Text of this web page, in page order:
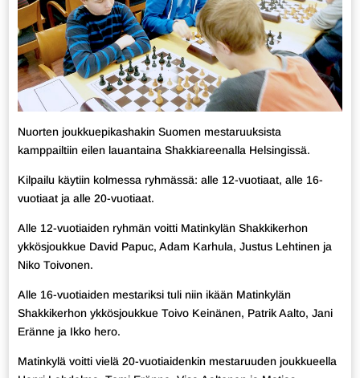
Nuorten joukkuepikashakin Suomen mestaruuksista
kamppailtiin eilen lauantaina Shakkiareenalla Helsingissä.
Kilpailu käytiin kolmessa ryhmässä: alle 12-vuotiaat, alle 16-
vuotiaat ja alle 20-vuotiaat.
Alle 12-vuotiaiden ryhmän voitti Matinkylän Shakkikerhon
ykkösjoukkue David Papuc, Adam Karhula, Justus Lehtinen ja
Niko Toivonen.
Alle 16-vuotiaiden mestariksi tuli niin ikään Matinkylän
Shakkikerhon ykkösjoukkue Toivo Keinänen, Patrik Aalto, Jani
Eränne ja Ikko hero.
Matinkylä voitti vielä 20-vuotiaidenkin mestaruuden joukkueella